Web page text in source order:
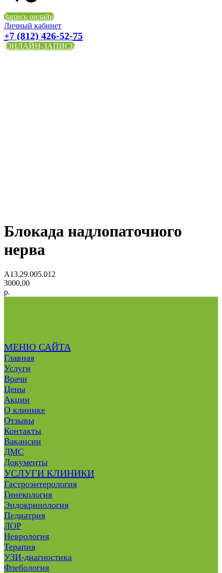
Запись онлайн
Личный кабинет
+7 (812) 426-52-75
ОНЛАЙН-ЗАПИСЬ
Блокада надлопаточного
нерва
A13.29.005.012
3000,00
р.
МЕНЮ САЙТА
Главная
Услуги
Врачи
Цены
Акции
О клинике
Отзывы
Контакты
Вакансии
ДМС
Документы
УСЛУГИ КЛИНИКИ
Гастроэнтерология
Гинекология
Эндокринология
Педиатрия
ЛОР
Неврология
Терапия
УЗИ-диагностика
Флебология